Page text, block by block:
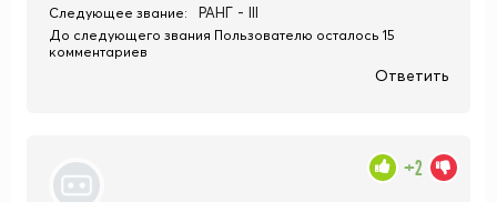
Следующее звание: РАНГ - III
До следующего звания Пользователю осталось 15
комментариев
Ответить
+2